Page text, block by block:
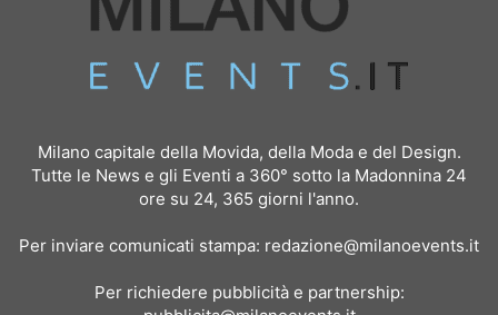
Milano capitale della Movida, della Moda e del Design.
Tutte le News e gli Eventi a 360° sotto la Madonnina 24
ore su 24, 365 giorni l'anno.
Per inviare comunicati stampa: redazione@milanoevents.it
Per richiedere pubblicità e partnership: